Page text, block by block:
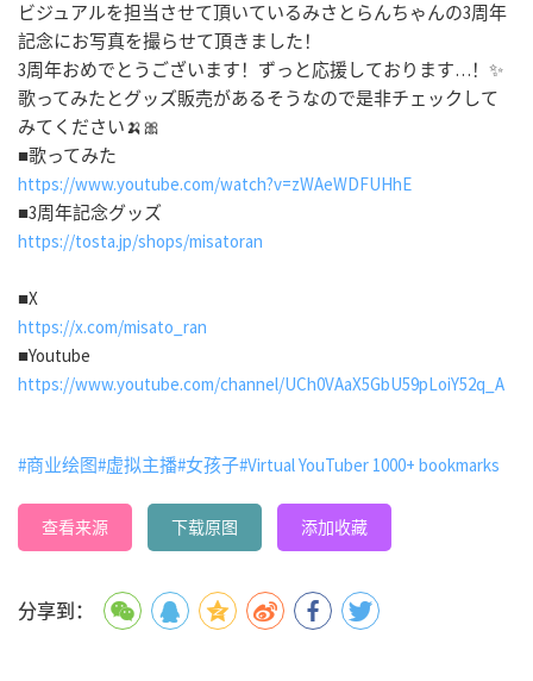
ビジュアルを担当させて頂いているみさとらんちゃんの3周年
記念にお写真を撮らせて頂きました！
3周年おめでとうございます！ずっと応援しております…！✨
歌ってみたとグッズ販売があるそうなので是非チェックして
みてください🍌🎀
■歌ってみた
https://www.youtube.com/watch?v=zWAeWDFUHhE
■3周年記念グッズ
https://tosta.jp/shops/misatoran
■X
https://x.com/misato_ran
■Youtube
https://www.youtube.com/channel/UCh0VAaX5GbU59pLoiY52q_A
#商业绘图#虚拟主播#女孩子#Virtual YouTuber 1000+ bookmarks
查看来源 下载原图 添加收藏
分享到：